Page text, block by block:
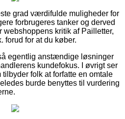
grad værdifulde muligheder for
forbrugeres tanker og derved
webshoppens kritik af Pailletter,
forud for at du køber.
egentlig anstændige løsninger
kundefokus. I øvrigt ser
folk at forfatte en omtale
burde benyttes til vurdering